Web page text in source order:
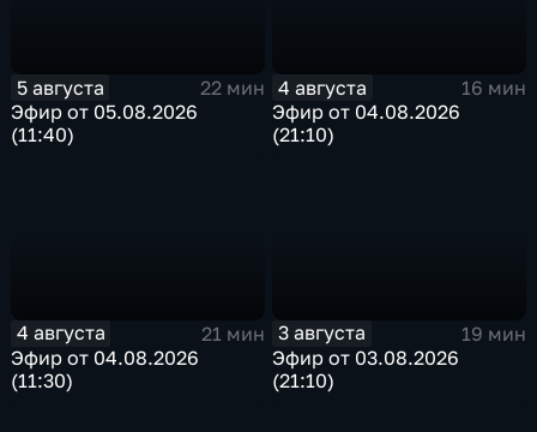
5 августа
22 мин
Эфир от 05.08.2026
(11:40)
4 августа
16 мин
Эфир от 04.08.2026
(21:10)
4 августа
21 мин
Эфир от 04.08.2026
(11:30)
3 августа
19 мин
Эфир от 03.08.2026
(21:10)